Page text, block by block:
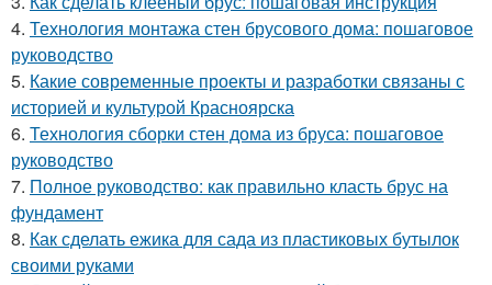
4. Технология монтажа стен брусового дома: пошаговое
руководство
5. Какие современные проекты и разработки связаны с
историей и культурой Красноярска
6. Технология сборки стен дома из бруса: пошаговое
руководство
7. Полное руководство: как правильно класть брус на
фундамент
8. Как сделать ежика для сада из пластиковых бутылок
своими руками